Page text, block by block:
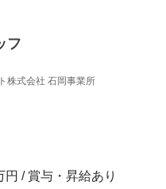
フ
株式会社 石岡事業所
/ 賞与・昇給あり